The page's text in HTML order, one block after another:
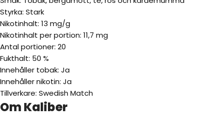
Styrka: Stark
Nikotinhalt: 13 mg/g
Nikotinhalt per portion: 11,7 mg
Antal portioner: 20
Fukthalt: 50 %
Innehåller tobak: Ja
Innehåller nikotin: Ja
Tillverkare: Swedish Match
Om Kaliber